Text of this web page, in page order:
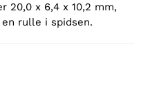
20,0 x 6,4 x 10,2 mm,
en rulle i spidsen.